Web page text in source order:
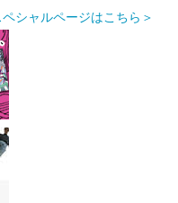
シャルページはこちら＞